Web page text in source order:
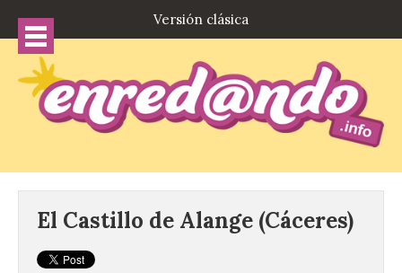
Versión clásica
El Castillo de Alange (Cáceres)